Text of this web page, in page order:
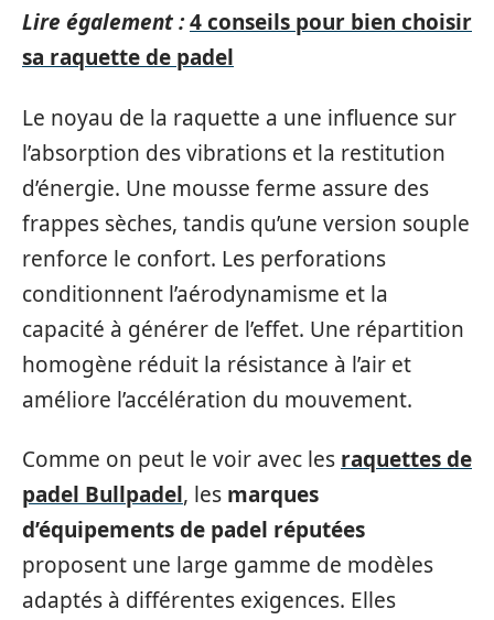
Lire également :4 conseils pour bien choisir
sa raquette de padel
Le noyau de la raquette a une influence sur
l’absorption des vibrations et la restitution
d’énergie. Une mousse ferme assure des
frappes sèches, tandis qu’une version souple
renforce le confort. Les perforations
conditionnent l’aérodynamisme et la
capacité à générer de l’effet. Une répartition
homogène réduit la résistance à l’air et
améliore l’accélération du mouvement.
Comme on peut le voir avec les raquettes de
padel Bullpadel, les marques
d’équipements de padel réputées
proposent une large gamme de modèles
adaptés à différentes exigences. Elles